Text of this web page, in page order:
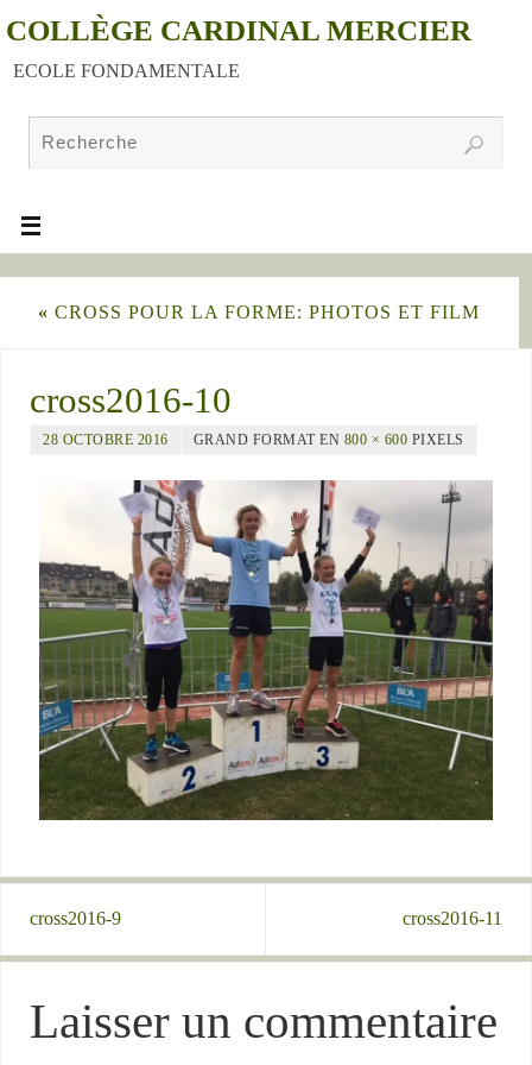
COLLÈGE CARDINAL MERCIER
ECOLE FONDAMENTALE
« CROSS POUR LA FORME: PHOTOS ET FILM
cross2016-10
28 OCTOBRE 2016 GRAND FORMAT EN 800 × 600 PIXELS
cross2016-9 cross2016-11
Laisser un commentaire